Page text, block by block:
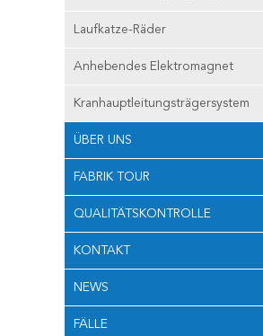
Laufkatze-Räder
Anhebendes Elektromagnet
Kranhauptleitungsträgersystem
ÜBER UNS
FABRIK TOUR
QUALITÄTSKONTROLLE
KONTAKT
NEWS
FÄLLE